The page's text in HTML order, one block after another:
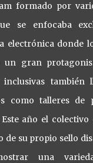
formado por
se enfocaba
electrónica donde
un gran
también
como talleres de
año el
de su propio sello
una